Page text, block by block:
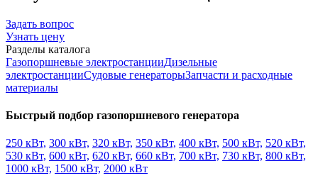
Задать вопрос
Узнать цену
Разделы каталога
Газопоршневые электростанцииДизельные
электростанцииСудовые генераторыЗапчасти и расходные
материалы
Быстрый подбор газопоршневого генератора
250 кВт, 300 кВт, 320 кВт, 350 кВт, 400 кВт, 500 кВт, 520 кВт,
530 кВт, 600 кВт, 620 кВт, 660 кВт, 700 кВт, 730 кВт, 800 кВт,
1000 кВт, 1500 кВт, 2000 кВт